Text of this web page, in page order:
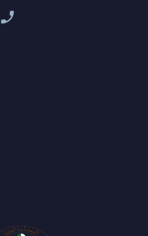

